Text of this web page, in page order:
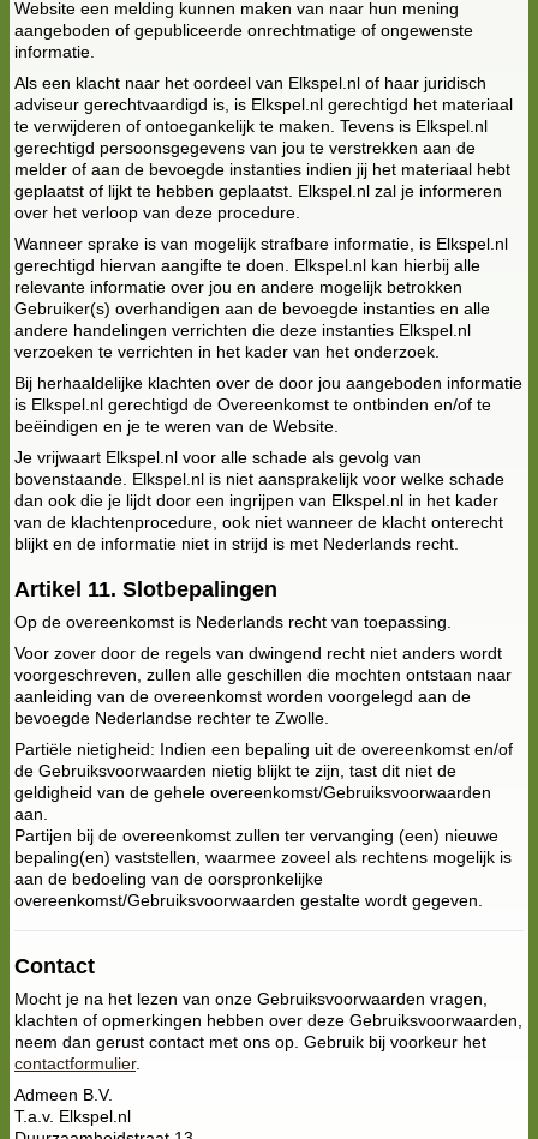
Website een melding kunnen maken van naar hun mening
aangeboden of gepubliceerde onrechtmatige of ongewenste
informatie.
Als een klacht naar het oordeel van Elkspel.nl of haar juridisch
adviseur gerechtvaardigd is, is Elkspel.nl gerechtigd het materiaal
te verwijderen of ontoegankelijk te maken. Tevens is Elkspel.nl
gerechtigd persoonsgegevens van jou te verstrekken aan de
melder of aan de bevoegde instanties indien jij het materiaal hebt
geplaatst of lijkt te hebben geplaatst. Elkspel.nl zal je informeren
over het verloop van deze procedure.
Wanneer sprake is van mogelijk strafbare informatie, is Elkspel.nl
gerechtigd hiervan aangifte te doen. Elkspel.nl kan hierbij alle
relevante informatie over jou en andere mogelijk betrokken
Gebruiker(s) overhandigen aan de bevoegde instanties en alle
andere handelingen verrichten die deze instanties Elkspel.nl
verzoeken te verrichten in het kader van het onderzoek.
Bij herhaaldelijke klachten over de door jou aangeboden informatie
is Elkspel.nl gerechtigd de Overeenkomst te ontbinden en/of te
beëindigen en je te weren van de Website.
Je vrijwaart Elkspel.nl voor alle schade als gevolg van
bovenstaande. Elkspel.nl is niet aansprakelijk voor welke schade
dan ook die je lijdt door een ingrijpen van Elkspel.nl in het kader
van de klachtenprocedure, ook niet wanneer de klacht onterecht
blijkt en de informatie niet in strijd is met Nederlands recht.
Artikel 11. Slotbepalingen
Op de overeenkomst is Nederlands recht van toepassing.
Voor zover door de regels van dwingend recht niet anders wordt
voorgeschreven, zullen alle geschillen die mochten ontstaan naar
aanleiding van de overeenkomst worden voorgelegd aan de
bevoegde Nederlandse rechter te Zwolle.
Partiële nietigheid: Indien een bepaling uit de overeenkomst en/of
de Gebruiksvoorwaarden nietig blijkt te zijn, tast dit niet de
geldigheid van de gehele overeenkomst/Gebruiksvoorwaarden
aan.
Partijen bij de overeenkomst zullen ter vervanging (een) nieuwe
bepaling(en) vaststellen, waarmee zoveel als rechtens mogelijk is
aan de bedoeling van de oorspronkelijke
overeenkomst/Gebruiksvoorwaarden gestalte wordt gegeven.
Contact
Mocht je na het lezen van onze Gebruiksvoorwaarden vragen,
klachten of opmerkingen hebben over deze Gebruiksvoorwaarden,
neem dan gerust contact met ons op. Gebruik bij voorkeur het
contactformulier.
Admeen B.V.
T.a.v. Elkspel.nl